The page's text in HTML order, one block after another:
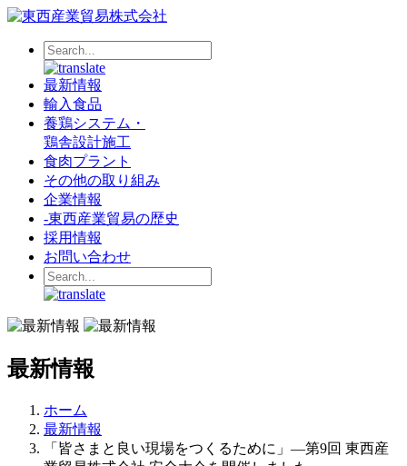
最新情報
輸入食品
養鶏システム・
鶏舎設計施工
食肉プラント
その他の取り組み
企業情報
-東西産業貿易の歴史
採用情報
お問い合わせ
最新情報
ホーム
最新情報
「皆さまと良い現場をつくるために」―第9回 東西産